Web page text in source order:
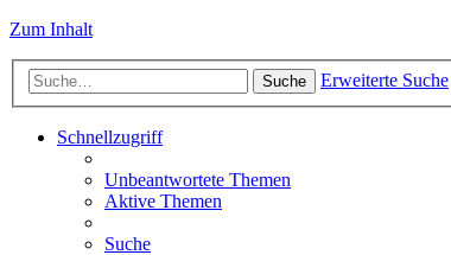
Zum Inhalt
Suche Erweiterte Suche
Schnellzugriff
Unbeantwortete Themen
Aktive Themen
Suche